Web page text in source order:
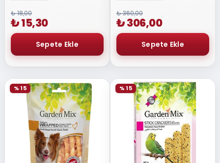
₺ 18,00
₺ 15,30
₺ 360,00
₺ 306,00
% 15 % 15